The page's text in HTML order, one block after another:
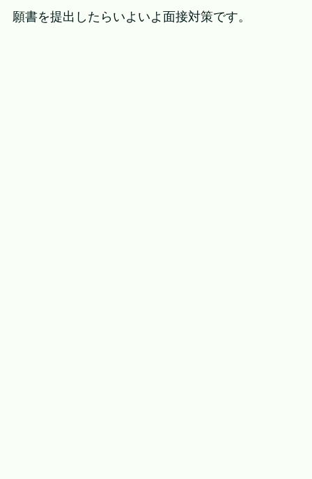
願書を提出したらいよいよ面接対策です。